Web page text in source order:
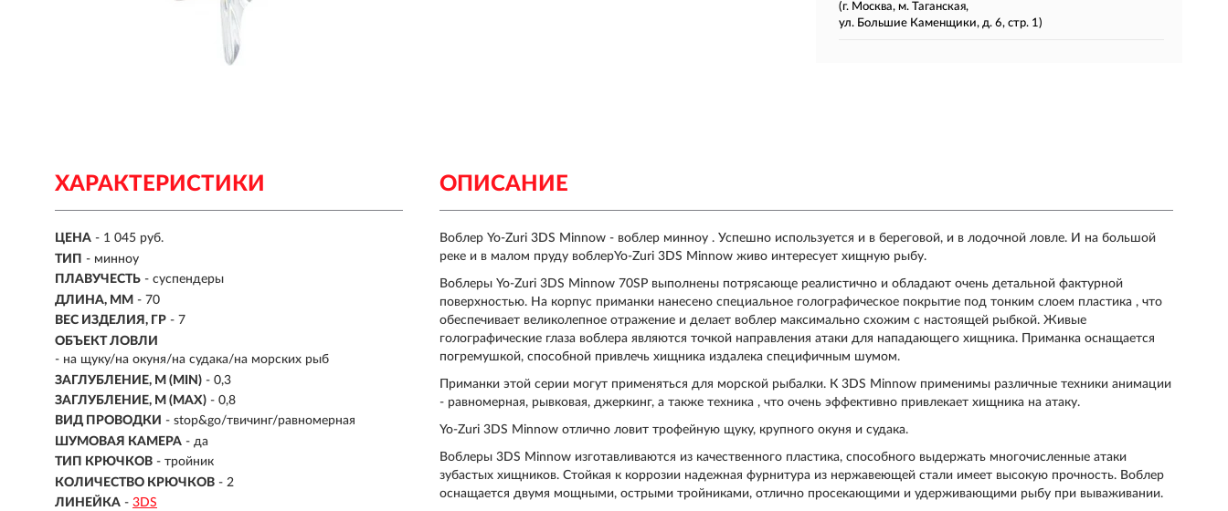
(г. Москва, м. Таганская,
ул. Большие Каменщики, д. 6, стр. 1)
ХАРАКТЕРИСТИКИ
ЦЕНА - 1 045 руб.
ТИП - минноу
ПЛАВУЧЕСТЬ - суспендеры
ДЛИНА, ММ - 70
ВЕС ИЗДЕЛИЯ, ГР - 7
ОБЪЕКТ ЛОВЛИ
- на щуку/на окуня/на судака/на морских рыб
ЗАГЛУБЛЕНИЕ, М (MIN) - 0,3
ЗАГЛУБЛЕНИЕ, М (MAX) - 0,8
ВИД ПРОВОДКИ - stop&go/твичинг/равномерная
ШУМОВАЯ КАМЕРА - да
ТИП КРЮЧКОВ - тройник
КОЛИЧЕСТВО КРЮЧКОВ - 2
ЛИНЕЙКА - 3DS
ОПИСАНИЕ
Воблер Yo-Zuri 3DS Minnow - воблер минноу . Успешно используется и в береговой, и в лодочной ловле. И на большой
реке и в малом пруду воблерYo-Zuri 3DS Minnow живо интересует хищную рыбу.
Воблеры Yo-Zuri 3DS Minnow 70SP выполнены потрясающе реалистично и обладают очень детальной фактурной
поверхностью. На корпус приманки нанесено специальное голографическое покрытие под тонким слоем пластика , что
обеспечивает великолепное отражение и делает воблер максимально схожим с настоящей рыбкой. Живые
голографические глаза воблера являются точкой направления атаки для нападающего хищника. Приманка оснащается
погремушкой, способной привлечь хищника издалека специфичным шумом.
Приманки этой серии могут применяться для морской рыбалки. К 3DS Minnow применимы различные техники анимации
- равномерная, рывковая, джеркинг, а также техника , что очень эффективно привлекает хищника на атаку.
Yo-Zuri 3DS Minnow отлично ловит трофейную щуку, крупного окуня и судака.
Воблеры 3DS Minnow изготавливаются из качественного пластика, способного выдержать многочисленные атаки
зубастых хищников. Стойкая к коррозии надежная фурнитура из нержавеющей стали имеет высокую прочность. Воблер
оснащается двумя мощными, острыми тройниками, отлично просекающими и удерживающими рыбу при вываживании.